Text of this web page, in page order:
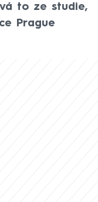
to ze studie,
Prague